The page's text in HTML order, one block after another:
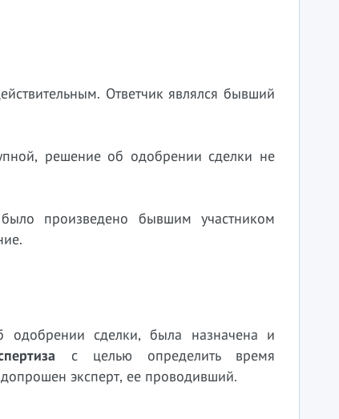
Ответчик являлся бывший
решение об одобрении сделки не
произведено бывшим участником
сделки, была назначена и
с целью определить время
эксперт, ее проводивший.